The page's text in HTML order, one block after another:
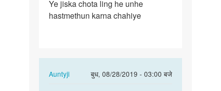
Ye
jiska
Ye jiska chota ling he unhe
hastmethun karna chahiye
Auntyji
बुध, 08/28/2019 - 03:00 बजे
In